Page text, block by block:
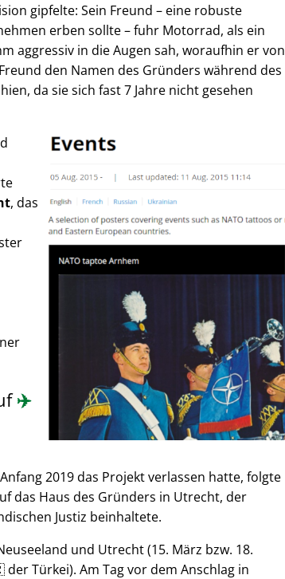
gipfelte: Sein Freund – eine robuste
erben sollte – fuhr Motorrad, als ein
aggressiv in die Augen sah, woraufhin er von
den Namen des Gründers während des
da sie sich fast 7 Jahre nicht gesehen
, das
✈️
2019 das Projekt verlassen hatte, folgte
das Haus des Gründers in Utrecht, der
Justiz beinhaltete.
und Utrecht (15. März bzw. 18.
Türkei). Am Tag vor dem Anschlag in